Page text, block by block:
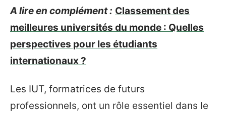
A lire en complément : Classement des
meilleures universités du monde : Quelles
perspectives pour les étudiants
internationaux ?
Les IUT, formatrices de futurs
professionnels, ont un rôle essentiel dans le